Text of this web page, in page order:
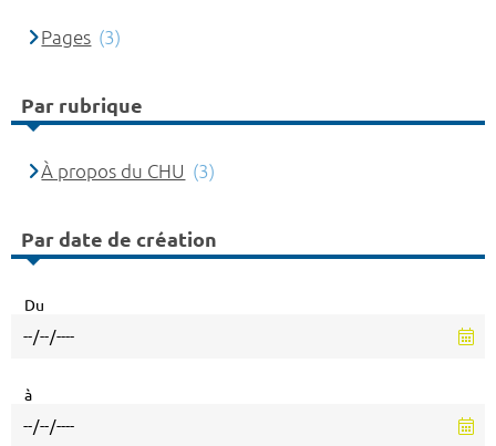
Pages (3)
Par rubrique
À propos du CHU (3)
Par date de création
Du
à